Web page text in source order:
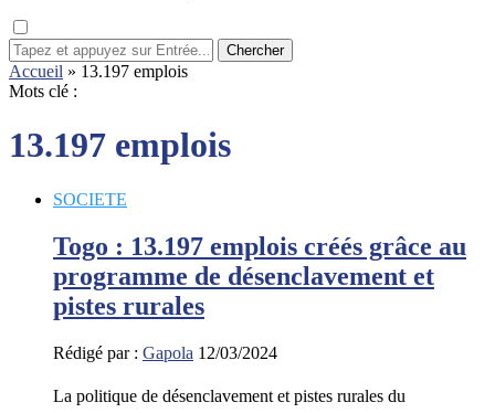
Chercher
Accueil » 13.197 emplois
Mots clé :
13.197 emplois
SOCIETE
Togo : 13.197 emplois créés grâce au
programme de désenclavement et
pistes rurales
Rédigé par : Gapola 12/03/2024
La politique de désenclavement et pistes rurales du